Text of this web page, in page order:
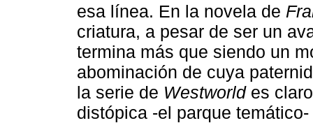
esa línea. En la novela de
criatura, a pesar de ser un
termina más que siendo un
abominación de cuya
la serie de Westworldes
distópica -el parque